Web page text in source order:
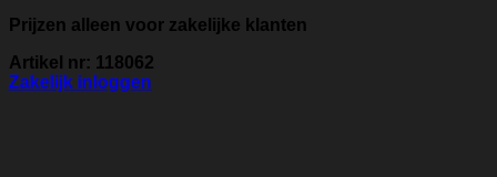
Prijzen alleen voor zakelijke klanten
Artikel nr: 118062
Zakelijk inloggen